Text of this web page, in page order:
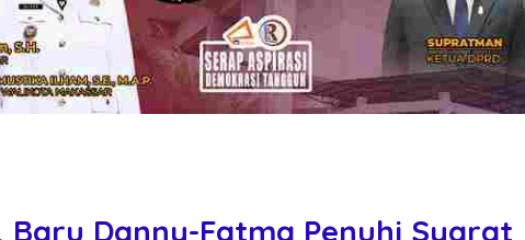
Baru Danny-Fatma Penuhi Syarat